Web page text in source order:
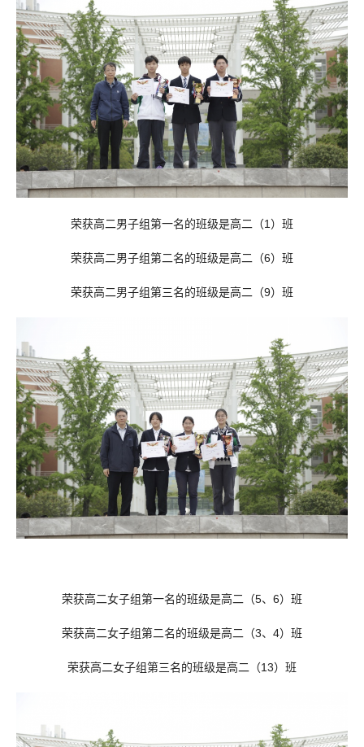
荣获高二男子组第一名的班级是高二（1）班
荣获高二男子组第二名的班级是高二（6）班
荣获高二男子组第三名的班级是高二（9）班
荣获高二女子组第一名的班级是高二（5、6）班
荣获高二女子组第二名的班级是高二（3、4）班
荣获高二女子组第三名的班级是高二（13）班